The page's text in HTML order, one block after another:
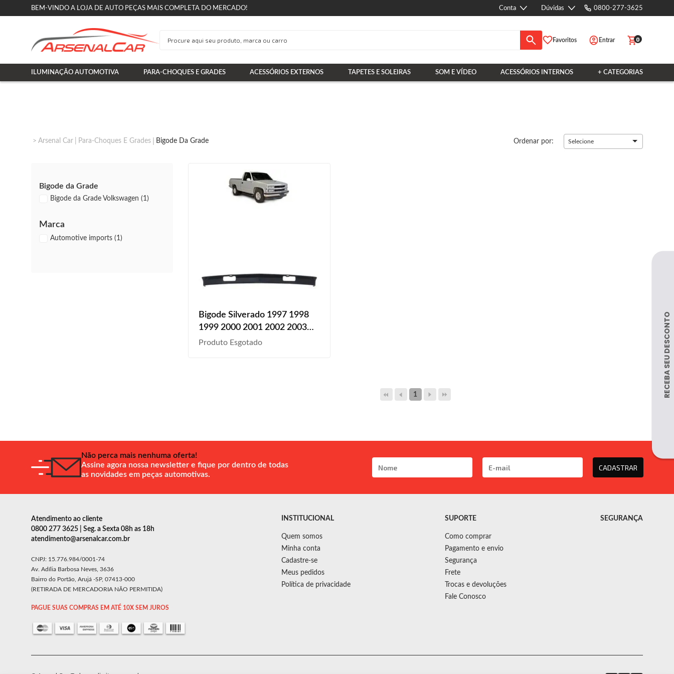
BEM-VINDO A LOJA DE AUTO PEÇAS MAIS COMPLETA DO MERCADO! Conta Dúvidas 0800-277-3625
Favoritos Entrar 0
ILUMINAÇÃO AUTOMOTIVA PARA-CHOQUES E GRADES ACESSÓRIOS EXTERNOS TAPETES E SOLEIRAS SOM E VÍDEO ACESSÓRIOS INTERNOS + CATEGORIAS
Arsenal Car Para-Choques E Grades Bigode Da Grade Ordenar por: Selecione
Bigode da Grade
Bigode da Grade Volkswagen (1)
Marca
Automotive imports (1)
Bigode Silverado 1997 1998
1999 2000 2001 2002 2003
2004
Produto Esgotado
1
Não perca mais nenhuma oferta!
Assine agora nossa newsletter e fique por dentro de todas
as novidades em peças automotivas.
CADASTRAR
Atendimento ao cliente
0800 277 3625 | Seg. a Sexta 08h as 18h
atendimento@arsenalcar.com.br
CNPJ: 15.776.984/0001-74
Av. Adília Barbosa Neves, 3636
Bairro do Portão, Arujá -SP, 07413-000
(RETIRADA DE MERCADORIA NÃO PERMITIDA)
PAGUE SUAS COMPRAS EM ATÉ 10X SEM JUROS
INSTITUCIONAL
Quem somos
Minha conta
Cadastre-se
Meus pedidos
Política de privacidade
SUPORTE
Como comprar
Pagamento e envio
Segurança
Frete
Trocas e devoluções
Fale Conosco
SEGURANÇA